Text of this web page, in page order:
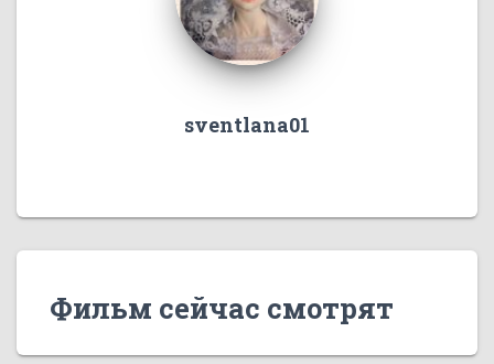
sventlana01
Фильм сейчас смотрят